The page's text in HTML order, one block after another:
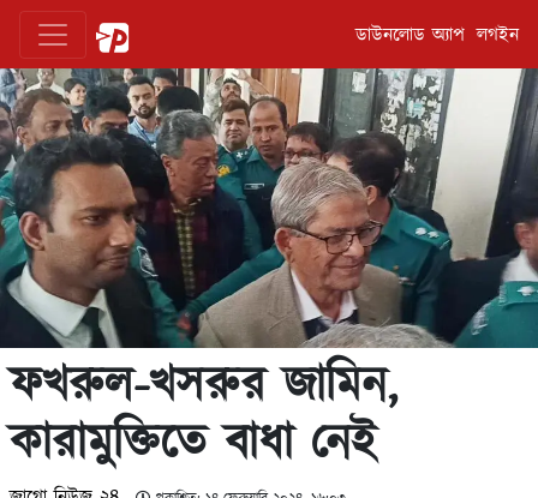
ডাউনলোড অ্যাপ লগইন
ফখরুল-খসরুর জামিন,
কারামুক্তিতে বাধা নেই